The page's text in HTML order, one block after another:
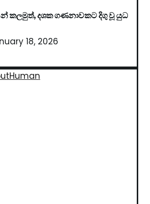
කලමුත්, දශක ගණනාවකට දිගු වූ යුධ
18, 2026